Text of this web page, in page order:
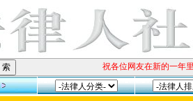
祝各位网友在新的一年里